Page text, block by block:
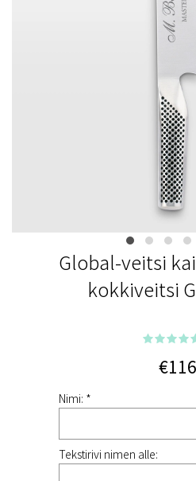
Global-veitsi
kokkiveitsi
€116
Nimi: *
Tekstirivi nimen alle: